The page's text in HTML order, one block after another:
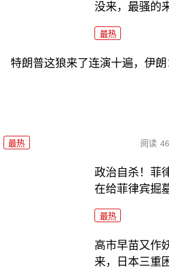
没来，最骚的
最热
特朗普这狼来了连演十遍，伊朗
最热 阅读
政治自杀！菲
在给菲律宾掘
最热
高市早苗又作
来，日本三重